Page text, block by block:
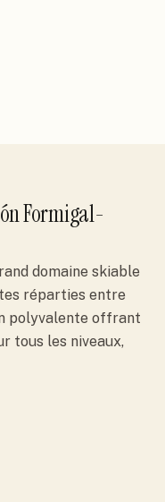
Formigal-
domaine skiable
réparties entre
polyvalente offrant
tous les niveaux,